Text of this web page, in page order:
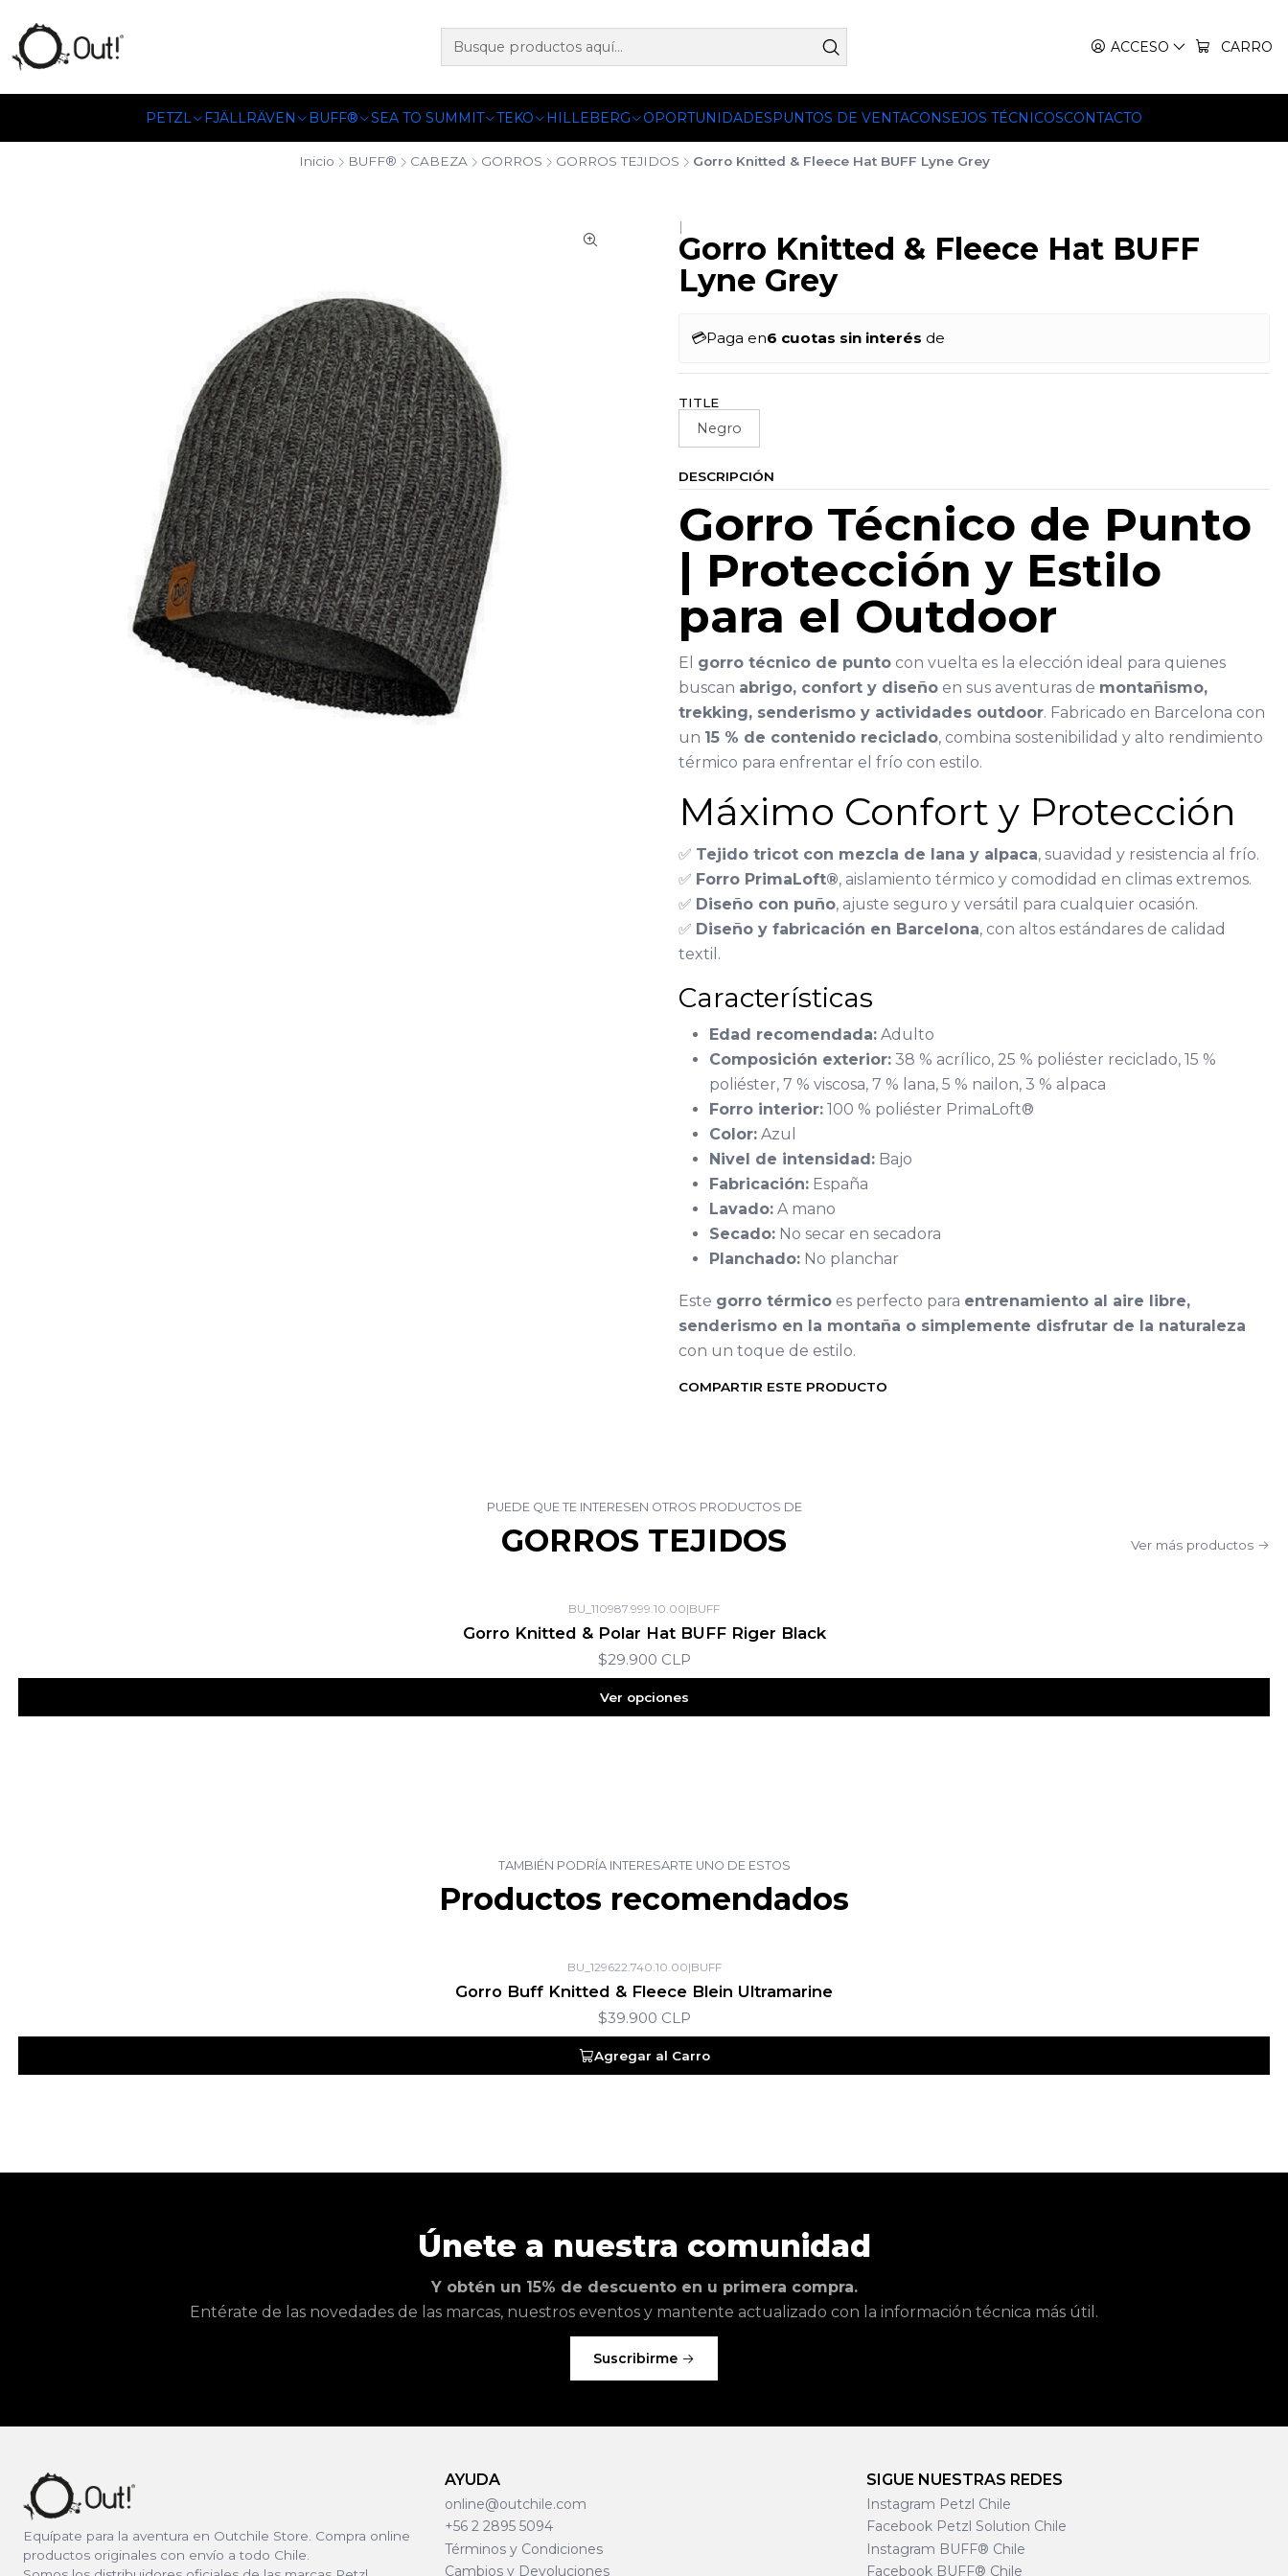
ACCESO CARRO
PETZL FJÄLLRÄVEN BUFF® SEA TO SUMMIT TEKO HILLEBERG OPORTUNIDADESPUNTOS DE VENTACONSEJOS TÉCNICOSCONTACTO
Inicio BUFF® CABEZA GORROS GORROS TEJIDOS Gorro Knitted & Fleece Hat BUFF Lyne Grey
|
Gorro Knitted & Fleece Hat BUFF
Lyne Grey
💳Paga en6 cuotas sin interés de
TITLE
Negro
DESCRIPCIÓN
Gorro Técnico de Punto
| Protección y Estilo
para el Outdoor
El gorro técnico de punto con vuelta es la elección ideal para quienes
buscan abrigo, confort y diseño en sus aventuras de montañismo,
trekking, senderismo y actividades outdoor. Fabricado en Barcelona con
un 15 % de contenido reciclado, combina sostenibilidad y alto rendimiento
térmico para enfrentar el frío con estilo.
Máximo Confort y Protección
✅ Tejido tricot con mezcla de lana y alpaca, suavidad y resistencia al frío.
✅ Forro PrimaLoft®, aislamiento térmico y comodidad en climas extremos.
✅ Diseño con puño, ajuste seguro y versátil para cualquier ocasión.
✅ Diseño y fabricación en Barcelona, con altos estándares de calidad
textil.
Características
Edad recomendada: Adulto
Composición exterior: 38 % acrílico, 25 % poliéster reciclado, 15 %
poliéster, 7 % viscosa, 7 % lana, 5 % nailon, 3 % alpaca
Forro interior: 100 % poliéster PrimaLoft®
Color: Azul
Nivel de intensidad: Bajo
Fabricación: España
Lavado: A mano
Secado: No secar en secadora
Planchado: No planchar
Este gorro térmico es perfecto para entrenamiento al aire libre,
senderismo en la montaña o simplemente disfrutar de la naturaleza
con un toque de estilo.
COMPARTIR ESTE PRODUCTO
PUEDE QUE TE INTERESEN OTROS PRODUCTOS DE
GORROS TEJIDOS Ver más productos
BU_110987.999.10.00|BUFF
Gorro Knitted & Polar Hat BUFF Riger Black
$29.900 CLP
Ver opciones
TAMBIÉN PODRÍA INTERESARTE UNO DE ESTOS
Productos recomendados
BU_129622.740.10.00|BUFF
Gorro Buff Knitted & Fleece Blein Ultramarine
$39.900 CLP
Agregar al Carro
Únete a nuestra comunidad
Y obtén un 15% de descuento en u primera compra.
Entérate de las novedades de las marcas, nuestros eventos y mantente actualizado con la información técnica más útil.
Suscribirme
Equípate para la aventura en Outchile Store. Compra online
productos originales con envío a todo Chile.
AYUDA
online@outchile.com
+56 2 2895 5094
Términos y Condiciones
Cambios y Devoluciones
SIGUE NUESTRAS REDES
Instagram Petzl Chile
Facebook Petzl Solution Chile
Instagram BUFF® Chile
Facebook BUFF® Chile